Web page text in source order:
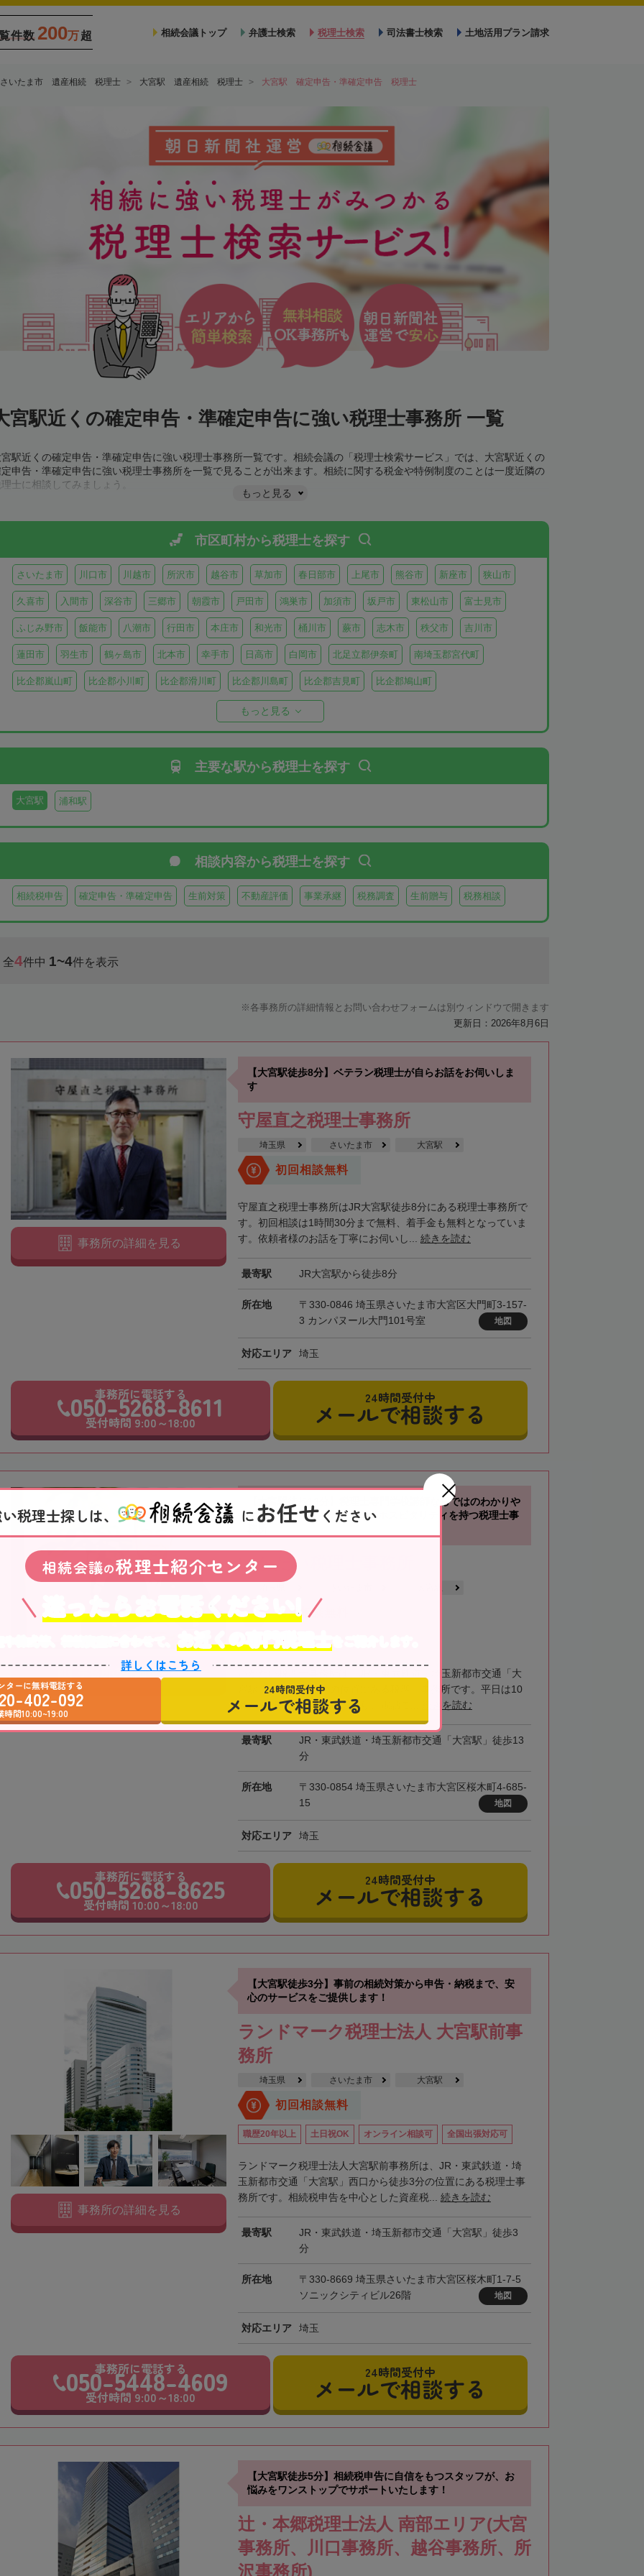
件数 200万超 相続会議トップ 弁護士検索 税理士検索 司法書士検索 土地活用プラン請求
さいたま市 遺産相続 税理士 大宮駅 遺産相続 税理士 大宮駅 確定申告・準確定申告 税理士
宮駅近くの確定申告・準確定申告に強い税理士事務所 一覧
駅近くの確定申告・準確定申告に強い税理士事務所一覧です。相続会議の「税理士検索サービス」では、大宮駅近くの
申告・準確定申告に強い税理士事務所を一覧で見ることが出来ます。相続に関する税金や特例制度のことは一度近隣の
士に相談してみましょう。
もっと見る
市区町村から税理士を探す
さいたま市 川口市 川越市 所沢市 越谷市 草加市 春日部市 上尾市 熊谷市 新座市 狭山市
久喜市 入間市 深谷市 三郷市 朝霞市 戸田市 鴻巣市 加須市 坂戸市 東松山市 富士見市
ふじみ野市 飯能市 八潮市 行田市 本庄市 和光市 桶川市 蕨市 志木市 秩父市 吉川市
蓮田市 羽生市 鶴ヶ島市 北本市 幸手市 日高市 白岡市 北足立郡伊奈町 南埼玉郡宮代町
比企郡嵐山町 比企郡小川町 比企郡滑川町 比企郡川島町 比企郡吉見町 比企郡鳩山町
入間郡毛呂山町 入間郡越生町
児玉郡上里町 児玉郡神川町 児玉郡美里町 大里郡寄居町 秩父郡小鹿野町 秩父郡皆野町 秩父郡横瀬町
もっと見る
主要な駅から税理士を探す
大宮駅 浦和駅
相談内容から税理士を探す
相続税申告 確定申告・準確定申告 生前対策 不動産評価 事業承継 税務調査 生前贈与 税務相談
全4件中 1~4件を表示
各事務所の詳細情報とお問い合わせフォームは別ウィンドウで開きます
更新日：2026年8月6日
【大宮駅徒歩8分】ベテラン税理士が自らお話をお伺いしま
す
守屋直之税理士事務所
埼玉県 さいたま市 大宮駅
初回相談無料
守屋直之税理士事務所はJR大宮駅徒歩8分にある税理士事務所で
す。初回相談は1時間30分まで無料、着手金も無料となっていま
す。依頼者様のお話を丁寧にお伺いし... 続きを読む
最寄駅 JR大宮駅から徒歩8分
所在地
〒330-0846 埼玉県さいたま市大宮区大門町3-157-
3 カンパヌール大門101号室
地図
対応エリア 埼玉
事務所の詳細を見る
事務所に電話する
050-5268-8611
受付時間 9:00～18:00
24時間受付中
メールで相談する
【大宮駅徒歩13分】税理士専門学校講師ならではのわかりや
すい説明と、元ホテルマンのホスピタリティを持つ税理士事
いかだい税理士事務所
初回相談無料
いかだい税理士事務所は、JR・東武鉄道・埼玉新都市交通「大
宮駅」から徒歩13分の位置にある税理士事務所です。平日は10
時から18時まで営業しており、電話で...
続きを読む
最寄駅
JR・東武鉄道・埼玉新都市交通「大宮駅」徒歩13
分
所在地
〒330-0854 埼玉県さいたま市大宮区桜木町4-685-
15
地図
対応エリア 埼玉
事務所の詳細を見る
事務所に電話する
050-5268-8625
受付時間 10:00～18:00
24時間受付中
メールで相談する
【大宮駅徒歩3分】事前の相続対策から申告・納税まで、安
心のサービスをご提供します！
ランドマーク税理士法人 大宮駅前事
務所
埼玉県 さいたま市 大宮駅
初回相談無料
職歴20年以上 土日祝OK オンライン相談可 全国出張対応可
ランドマーク税理士法人大宮駅前事務所は、JR・東武鉄道・埼
玉新都市交通「大宮駅」西口から徒歩3分の位置にある税理士事
務所です。相続税申告を中心とした資産税... 続きを読む
最寄駅
JR・東武鉄道・埼玉新都市交通「大宮駅」徒歩3
分
所在地
〒330-8669 埼玉県さいたま市大宮区桜木町1-7-5
ソニックシティビル26階
地図
対応エリア 埼玉
事務所の詳細を見る
事務所に電話する
050-5448-4609
受付時間 9:00～18:00
24時間受付中
メールで相談する
【大宮駅徒歩5分】相続税申告に自信をもつスタッフが、お
悩みをワンストップでサポートいたします！
辻・本郷税理士法人 南部エリア(大宮
事務所、川口事務所、越谷事務所、所
沢事務所)
税理士探しは、 にお任せ ください
相続会議の税理士紹介センター
迷ったらお電話ください!
お近くの専門税理士
詳しくはこちら
24時間受付中
メールで相談する
ターに無料電話する
402-092
時間10:00~19:00